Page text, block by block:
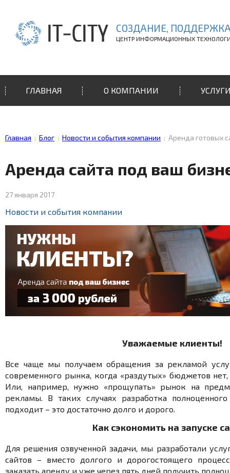
СОЗДАНИЕ,
ЦЕНТР ИНФОРМАЦИОННЫХ
ГЛАВНАЯ О КОМПАНИИ
Главная : Блог : Новости и события компании : Аренда готовых
Аренда сайта под ваш
27 января 2017
Новости и события компании
Уважаемые клиенты!
Все чаще мы получаем обращения за рекламой
современного рынка, когда «раздутых» бюджетов
Или, например, нужно «прощупать» рынок на
рекламы. В таких случаях разработка
подходит – это достаточно долго и дорого.
Как сэкономить на запуске
Для решения озвученной задачи, мы разработали
сайтов – вместо долгого и дорогостоящего
заказать аренду и уже через пять дней получить